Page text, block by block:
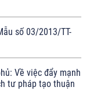
số 03/2013/TT-
Về việc đẩy mạnh
tư pháp tạo thuận